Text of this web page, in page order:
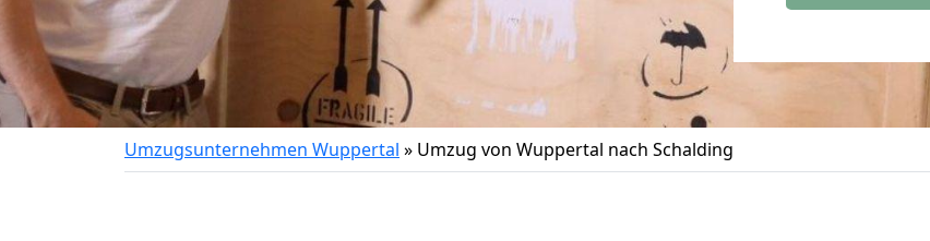
Umzugsunternehmen Wuppertal » Umzug von Wuppertal nach Schalding